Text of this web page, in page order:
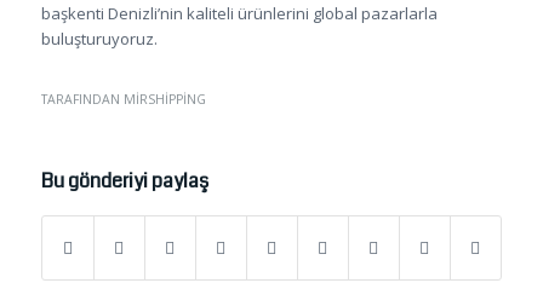
başkenti Denizli’nin kaliteli ürünlerini global pazarlarla
buluşturuyoruz.
TARAFINDAN MIRSHIPPING
Bu gönderiyi paylaş